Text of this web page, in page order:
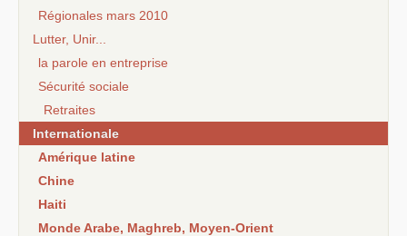
Régionales mars 2010
Lutter, Unir...
la parole en entreprise
Sécurité sociale
Retraites
Internationale
Amérique latine
Chine
Haiti
Monde Arabe, Maghreb, Moyen-Orient